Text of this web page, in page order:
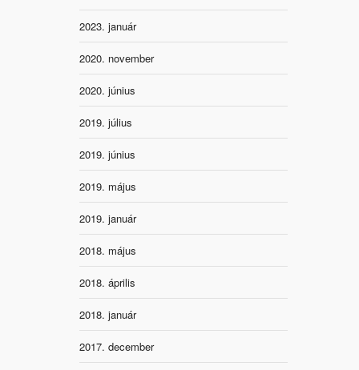
2023. január
2020. november
2020. június
2019. július
2019. június
2019. május
2019. január
2018. május
2018. április
2018. január
2017. december